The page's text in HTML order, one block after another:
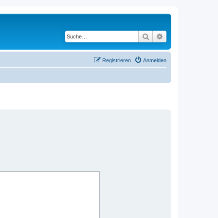
Suche
Anmelden
Registrieren